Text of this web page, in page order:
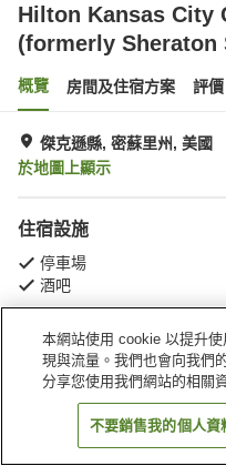
Hilton Kansas City
(formerly Sheraton
Plaza)
概覽 房間及住宿方案 評價
傑克遜縣, 密蘇里州, 美國
於地圖上顯示
住宿設施
停車場
酒吧
主頁 美國 密蘇里州
Hilton Kansas City Country Club
Club Plaza)
本網站使用 cookie 以提升
現與流量。我們也會向我們
分享您使用我們網站的相關
不要銷售我的個人資